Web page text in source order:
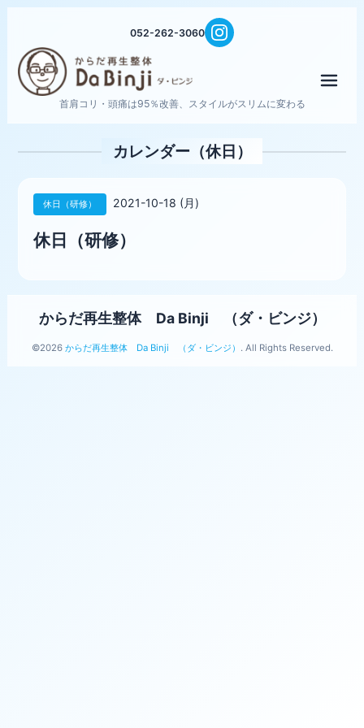
052-262-3060
首肩コリ・頭痛は95％改善、スタイルがスリムに変わる
カレンダー（休日）
休日（研修） 2021-10-18 (月)
休日（研修）
からだ再生整体 Da Binji （ダ・ビンジ）
©2026 からだ再生整体 Da Binji （ダ・ビンジ） . All Rights Reserved.